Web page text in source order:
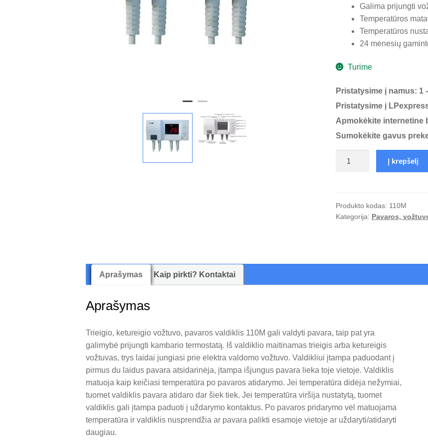
Galima prijungti
Temperatūros
Temperatūros
24 mėnesių
Turime
Pristatysime į namus: 1
Pristatysime į
Apmokėkite internetine
Sumokėkite gavus
vožtuvo,
pavaros
Į krepšelį
Produkto kodas: 110M
Kategorija: Pavaros,
Aprašymas Kaip pirkti? Kontaktai
Aprašymas
Trieigio, ketureigio vožtuvo, pavaros valdiklis 110M gali valdyti pavara, taip pat yra
galimybė prijungti kambario termostatą. Iš valdiklio maitinamas trieigis arba ketureigis
vožtuvas, trys laidai jungiasi prie elektra valdomo vožtuvo. Valdikliui įtampa paduodant į
pirmus du laidus pavara atsidarinėja, įtampa išjungus pavara lieka toje vietoje. Valdiklis
matuoja kaip keičiasi temperatūra po pavaros atidarymo. Jei temperatūra didėja nežymiai,
tuomet valdiklis pavara atidaro dar šiek tiek. Jei temperatūra viršija nustatytą, tuomet
valdiklis gali įtampa paduoti į uždarymo kontaktus. Po pavaros pridarymo vėl matuojama
temperatūra ir valdiklis nusprendžia ar pavara palikti esamoje vietoje ar uždaryti/atidaryti
daugiau.